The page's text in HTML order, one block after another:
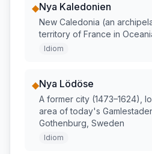
◆Nya Kaledonien
New Caledonia (an
territory of France in
Idiom
◆Nya Lödöse
A former city (1473–1624),
area of today's
Gothenburg, Sweden
Idiom